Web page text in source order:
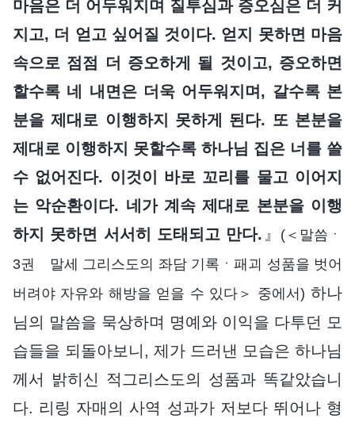
마음은 더 어두워지며 질투심과 증오심은 더 커
지고, 더 얻고 싶어질 것이다. 얻지 못하면 마음
속으로 점점 더 증오하게 될 것이고, 증오하면
할수록 네 내면은 더욱 어두워지며, 갈수록 본
분을 제대로 이행하지 못하게 된다. 또 본분을
제대로 이행하지 못할수록 하나님 집은 너를 쓸
수 없어진다. 이것이 바로 꼬리를 물고 이어지
는 악순환이다. 네가 계속 제대로 본분을 이행
하지 못하면 서서히 도태되고 만다. 』 (＜말씀ㆍ
3권 말세 그리스도의 좌담 기록ㆍ패괴 성품을 벗어
버려야 자유와 해방을 얻을 수 있다＞ 중에서) 하나
님의 말씀을 묵상하며 명예와 이익을 다투던 모
습들을 되돌아보니, 제가 드러낸 모습은 하나님
께서 밝히신 적그리스도의 성품과 똑같았습니
다. 리링 자매의 사역 성과가 저보다 뛰어나 형